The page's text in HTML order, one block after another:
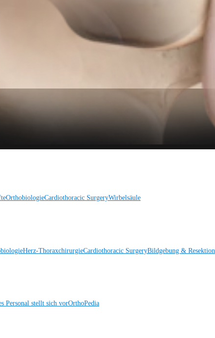
OrthobiologieCardiothoracic SurgeryWirbelsäule
Herz-ThoraxchirurgieCardiothoracic SurgeryBildgebung & Resektion
Personal stellt sich vorOrthoPedia